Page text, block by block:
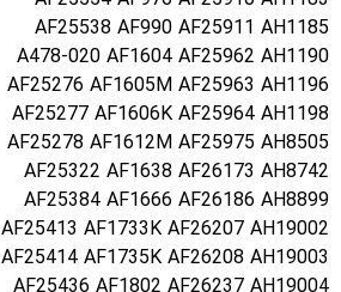
AF25538 AF990 AF25911 AH1185
A478-020 AF1604 AF25962 AH1190
AF25276 AF1605M AF25963 AH1196
AF25277 AF1606K AF25964 AH1198
AF25278 AF1612M AF25975 AH8505
AF25322 AF1638 AF26173 AH8742
AF25384 AF1666 AF26186 AH8899
AF25413 AF1733K AF26207 AH19002
AF25414 AF1735K AF26208 AH19003